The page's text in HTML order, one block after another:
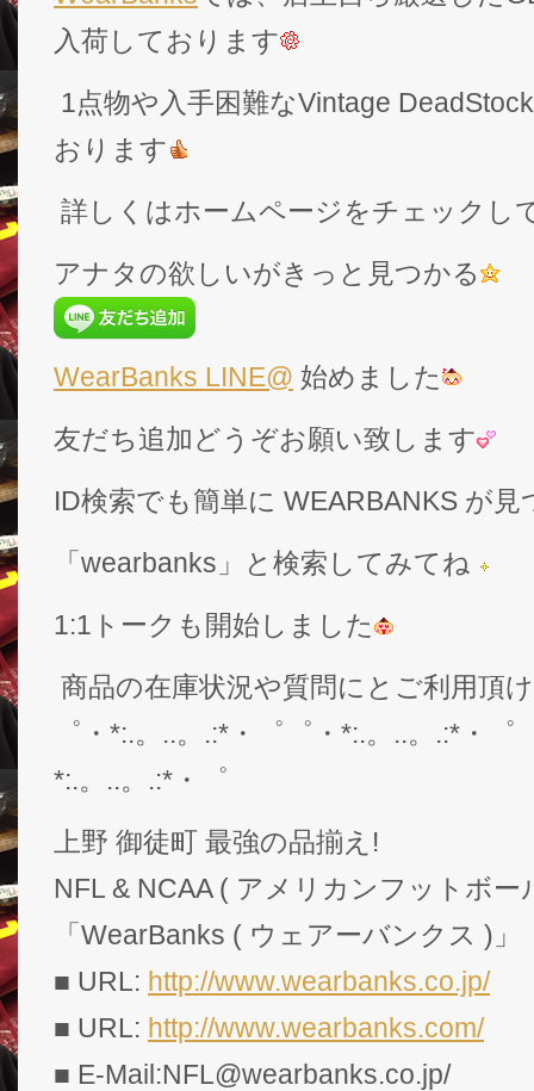
入荷しております
1点物や入手困難なVintage
おります
詳しくはホームページをチェックし
アナタの欲しいがきっと見つかる
WearBanks LINE@ 始めました
友だち追加どうぞお願い致します
ID検索でも簡単に WEARBANKS が
「wearbanks」と検索してみてね
1:1トークも開始しました
商品の在庫状況や質問にとご利用頂
゜・*:.。..。.:*・゜゜・*:.。..。.:*・
*:.。..。.:*・゜
上野 御徒町 最強の品揃え!
NFL & NCAA ( アメリカンフットボー
「WearBanks ( ウェアーバンクス )」
■ URL: http://www.wearbanks.co.jp/
■ URL: http://www.wearbanks.com/
■ E-Mail:NFL@wearbanks.co.jp/